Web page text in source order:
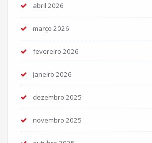
abril 2026
março 2026
fevereiro 2026
janeiro 2026
dezembro 2025
novembro 2025